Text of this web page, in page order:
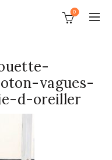
0
vagues-
d-oreiller